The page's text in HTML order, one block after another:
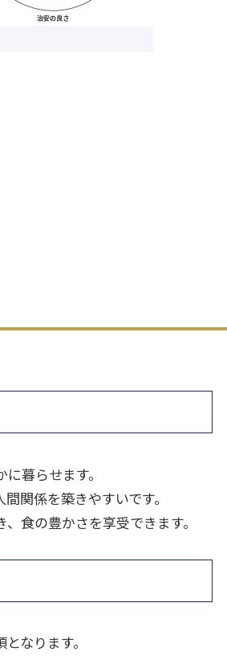
暮らせます。
関係を築きやすいです。
食の豊かさを享受できます。
なります。